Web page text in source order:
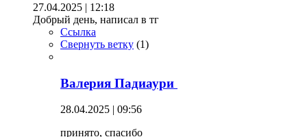
27.04.2025 | 12:18
Добрый день, написал в тг
Ссылка
Свернуть ветку (1)
Валерия Падиаури
28.04.2025 | 09:56
принято, спасибо